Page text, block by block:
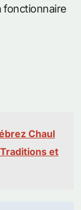
fonctionnaire
Chaul
et